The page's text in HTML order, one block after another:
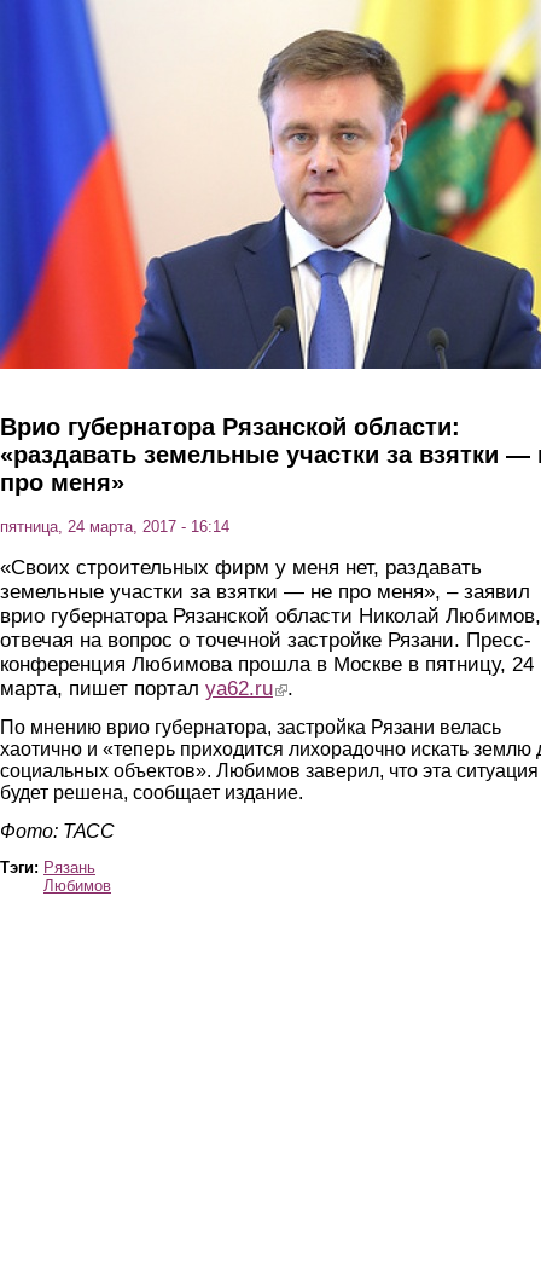
Перейти к основному содержанию
Врио губернатора Рязанской области:
«раздавать земельные участки за взятки —
про меня»
пятница, 24 марта, 2017 - 16:14
«Своих строительных фирм у меня нет, раздавать
земельные участки за взятки — не про меня», – заявил
врио губернатора Рязанской области Николай Любимов,
отвечая на вопрос о точечной застройке Рязани. Пресс-
конференция Любимова прошла в Москве в пятницу, 24
марта, пишет портал ya62.ru(link is external)
.
По мнению врио губернатора, застройка Рязани велась
хаотично и «теперь приходится лихорадочно искать землю
социальных объектов». Любимов заверил, что эта ситуация
будет решена, сообщает издание.
Фото: ТАСС
Тэги: Рязань
Любимов